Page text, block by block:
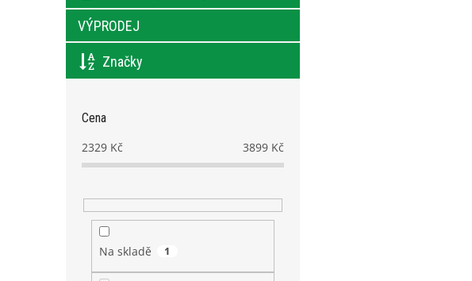
VÝPRODEJ
Značky
Cena
2329 Kč 3899 Kč
Na skladě 1